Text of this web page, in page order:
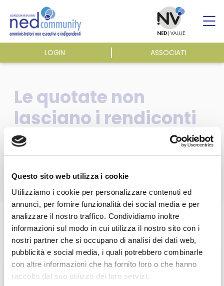
Questo sito web utilizza i cookie
Utilizziamo i cookie per personalizzare contenuti ed
annunci, per fornire funzionalità dei social media e per
analizzare il nostro traffico. Condividiamo inoltre
informazioni sul modo in cui utilizza il nostro sito con i
nostri partner che si occupano di analisi dei dati web,
pubblicità e social media, i quali potrebbero combinarle
con altre informazioni che ha fornito loro o che hanno
raccolto dal suo utilizzo dei loro servizi.
content
LOGIN ASSOCIATI
ASSOCIAZIONE
ATTIVITÀ
EVENTI E NEWS
PUBBLICAZIONI
ACCEDI A NEDCOMMUNITY
Le quotate non
lasciano i rendiconti
trimestrali – Plus, Il
Sole 24 Ore
Home/ Pubblicazioni Dicono di noi
Le quotate non lasciano i rendiconti trimestrali – Plus, Il
Sole 24 Ore
Questa sezione è riservata agli
associati
per visualizzare il contenuto è necessario
effettuare il login inserendo email e password qui
di seguito: